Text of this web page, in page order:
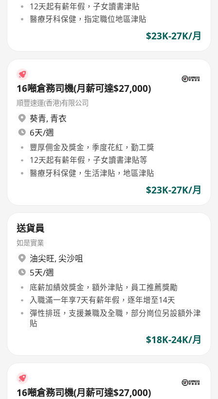
12天起有薪年假，子女讀書津貼
醫療牙科保健，指定職位地區津貼
$23K-27K/月
16噸倉務司機(月薪可達$27,000)
順豐速運(香港)有限公司
葵青, 青衣
6天/週
豐厚佣金及獎金，季度花紅，勤工獎
12天起有薪年假，子女讀書津貼等
醫療牙科保健，生活津貼，地區津貼
$23K-27K/月
送貨員
如是實業
油尖旺, 尖沙咀
5天/週
底薪加績效獎金，額外津貼，員工推薦獎勵
入職滿一年享7天有薪年假，逐年增至14天
彈性排班，支援兼職及全職，部分崗位另設額外津
貼
$18K-24K/月
16噸倉務司機(月薪可達$27,000)